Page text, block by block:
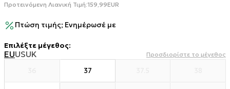
Προτεινόμενη Λιανική Τιμή:159,99EUR
Πτώση τιμής; Ενημέρωσέ με
Επιλέξτε μέγεθος:
EUUSUK Προσδιορίστε το μέγεθος
37